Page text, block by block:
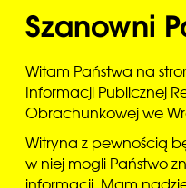
Szanowni
Witam Państwa na
Informacji Publicznej
Obrachunkowej we
Witryna z pewnością
w niej mogli Państwo
informacji. Mam